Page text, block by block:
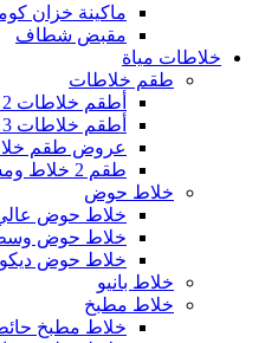
ماكينة خزان
مقبض شطاف
خلاطات مياة
طقم خلاطات
أطقم خلاطات 2 قطعة
أطقم خلاطات 3 قطع
عروض طقم
طقم 2 خلاط ومسطرة
خلاط حوض
خلاط حوض
خلاط حوض
خلاط حوض
خلاط بانيو
خلاط مطبخ
خلاط مطبخ